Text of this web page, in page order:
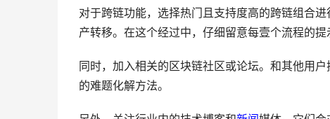
对于跨链功能，选择热门且支持度高的跨链组合
产转移。在这个经过中，仔细留意每壹个流程的
同时，加入相关的区块链社区或论坛。和其他用
的难题化解方法。